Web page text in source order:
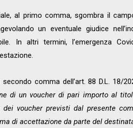
al primo comma, sgombra il
un eventuale giudice
In altri termini, l’emergenza
comma dell’art. 88 D.L. 18/
di un voucher di pari importo al
dei voucher previsti dal presente
di accettazione da parte del